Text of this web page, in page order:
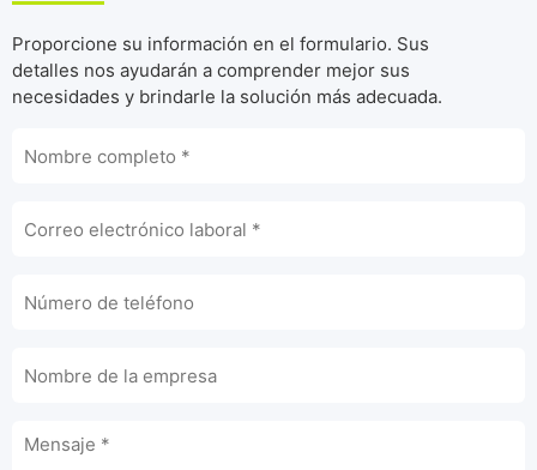
Proporcione su información en el formulario. Sus
detalles nos ayudarán a comprender mejor sus
necesidades y brindarle la solución más adecuada.